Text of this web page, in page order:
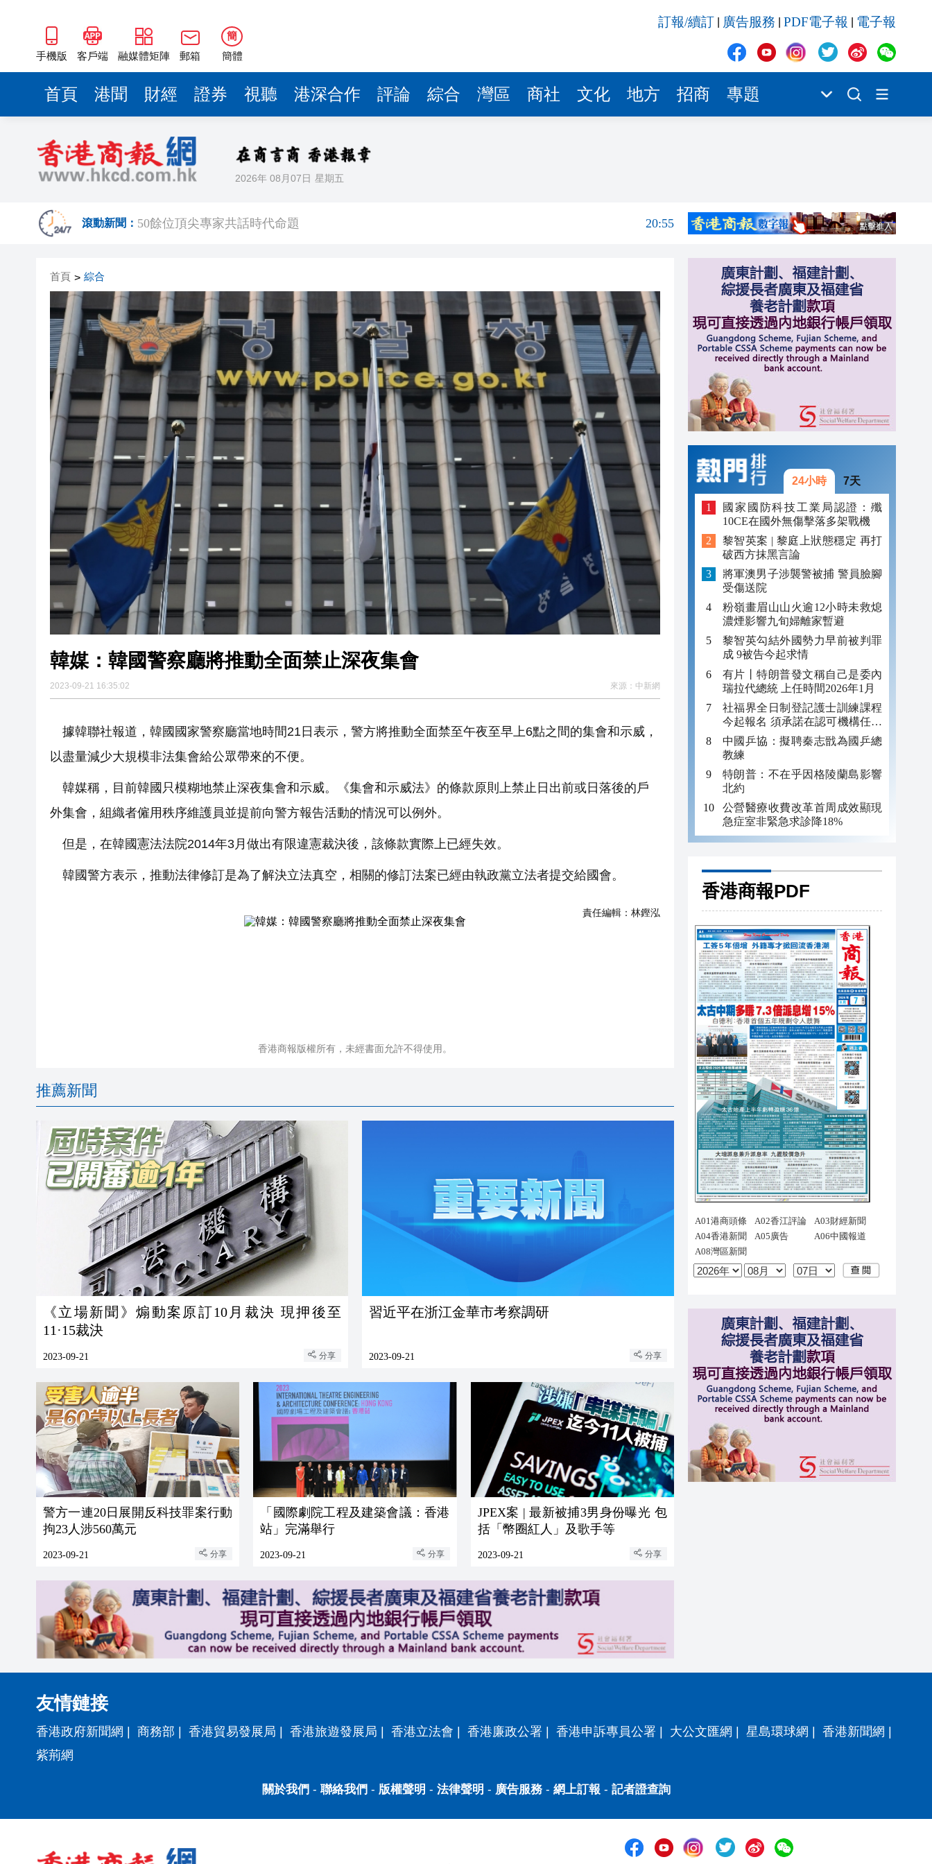
手機版 客戶端 融媒體矩陣 郵箱
簡
簡體
訂報/續訂 廣告服務 PDF電子報 電子報
首頁 港聞 財經 證券 視聽 港深合作 評論 綜合 灣區 商社 文化 地方 招商 專題
2026年 08月07日 星期五
滾動新聞：
海南澄邁文儒煥新升級 五組數據見證文儒沉香從傳統邁向現代
20:42
梁振英率港區全國政協委員考察團來瓊考察
2025年海南儋州以舊換新帶動消費約18億元
20:41
瀋陽鐵西校園閱讀活動解鎖閱讀新玩法
黎智英案｜吳良好：依法公正處理黎智英求情 罪證如山豈能妄想輕判
50餘位頂尖專家共話時代命題
20:55
2025年海南儋州以舊換新帶動消費約18億元
20:41
山東26戶省屬國企去年合計營收2.58萬億 利潤總額近936億
20:40
瀋陽鐵西校園閱讀活動解鎖閱讀新玩法
20:39
黎智英案｜吳良好：依法公正處理黎智英求情 罪證如山豈能妄想輕判
騰出更多時間專注做好宏福苑火災獨立委員會工作 李家超暫停3項公職委任
21:04
50餘位頂尖專家共話時代命題
20:55
海南澄邁文儒煥新升級 五組數據見證文儒沉香從傳統邁向現代
20:42
梁振英率港區全國政協委員考察團來瓊考察
20:42
2025年海南儋州以舊換新帶動消費約18億元
20:41
山東26戶省屬國企去年合計營收2.58萬億 利潤總額近936億
20:40
瀋陽鐵西校園閱讀活動解鎖閱讀新玩法
20:39
首頁 > 綜合
韓媒：韓國警察廳將推動全面禁止深夜集會
2023-09-21 16:35:02 來源： 中新網
據韓聯社報道，韓國國家警察廳當地時間21日表示，警方將推動全面禁至午夜至早上6點之間的集會和示威，
以盡量減少大規模非法集會給公眾帶來的不便。
韓媒稱，目前韓國只模糊地禁止深夜集會和示威。《集會和示威法》的條款原則上禁止日出前或日落後的戶
外集會，組織者僱用秩序維護員並提前向警方報告活動的情況可以例外。
但是，在韓國憲法法院2014年3月做出有限違憲裁決後，該條款實際上已經失效。
韓國警方表示，推動法律修訂是為了解決立法真空，相關的修訂法案已經由執政黨立法者提交給國會。
責任編輯： 林鏗泓
香港商報版權所有，未經書面允許不得使用。
推薦新聞
《立場新聞》煽動案原訂10月裁決 現押後至
11·15裁決
2023-09-21 分享
習近平在浙江金華市考察調研
2023-09-21 分享
警方一連20日展開反科技罪案行動
拘23人涉560萬元
2023-09-21 分享
「國際劇院工程及建築會議：香港
站」完滿舉行
2023-09-21 分享
JPEX案 | 最新被捕3男身份曝光 包
括「幣圈紅人」及歌手等
2023-09-21 分享
24小時 7天
國家國防科技工業局認證：殲
10CE在國外無傷擊落多架戰機
黎智英案 | 黎庭上狀態穩定 再打
破西方抹黑言論
將軍澳男子涉襲警被捕 警員臉腳
受傷送院
粉嶺畫眉山山火逾12小時未救熄
濃煙影響九旬婦離家暫避
黎智英勾結外國勢力早前被判罪
成 9被告今起求情
有片丨特朗普發文稱自己是委內
瑞拉代總統 上任時間2026年1月
社福界全日制登記護士訓練課程
今起報名 須承諾在認可機構任職
至少三年
中國乒協：擬聘秦志戩為國乒總
教練
特朗普：不在乎因格陵蘭島影響
北約
公營醫療收費改革首周成效顯現
急症室非緊急求診降18%
香港商報PDF
友情鏈接
香港政府新聞網 商務部 香港貿易發展局 香港旅遊發展局 香港立法會 香港廉政公署 香港申訴專員公署 大公文匯網 星島環球網 香港新聞網
紫荊網
關於我們 - 聯絡我們 - 版權聲明 - 法律聲明 - 廣告服務- 網上訂報 - 記者證查詢